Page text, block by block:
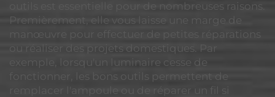
outils est essentielle pour de nombreuses raisons.
Premièrement, elle vous laisse une marge de
manœuvre pour effectuer de petites réparations
ou réaliser des projets domestiques. Par
exemple, lorsqu'un luminaire cesse de
fonctionner, les bons outils permettent de
remplacer l'ampoule ou de réparer un fil si